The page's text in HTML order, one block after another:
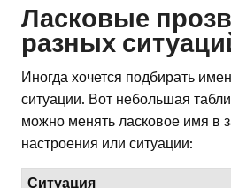
Ласковые
разных
Иногда хочется подбирать
ситуации. Вот небольшая
можно менять ласковое имя в
настроения или ситуации:
Ситуация